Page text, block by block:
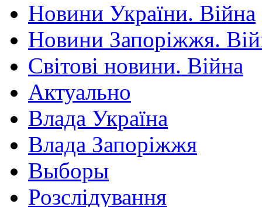
Новини України. Війна
Новини Запоріжжя.
Світові новини. Війна
Актуально
Влада Україна
Влада Запоріжжя
Выборы
Розслідування